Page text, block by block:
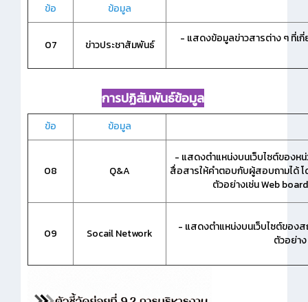
ข้อ ข้อมูล
07 ข่าวประชาสัมพันธ์ - แสดงข้อมูลข่าวสารต่าง ๆ ที่เ
การปฏิสัมพันธ์ข้อมูล
ข้อ ข้อมูล
08 Q&A
- แสดงตำแหน่งบนเว็บไซต์ของห
สื่อสารให้คำตอบกับผู้สอบถามได้
ตัวอย่างเช่น Web
09 Socail Network
- แสดงตำแหน่งบนเว็บไซต์ของ
ตัวอย่า